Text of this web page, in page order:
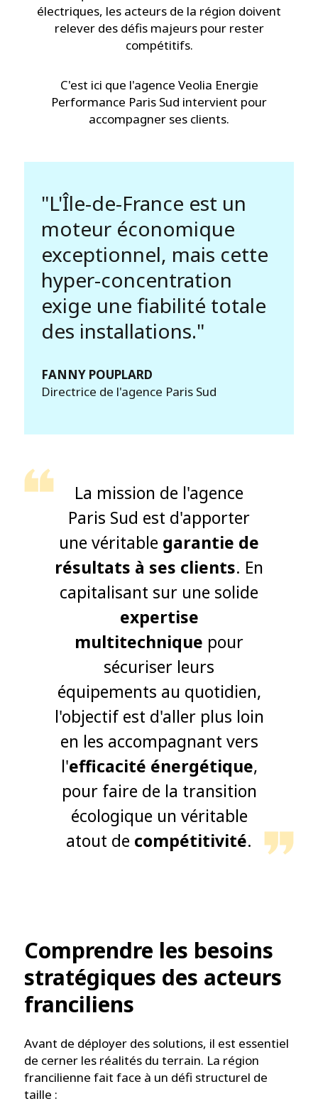
électriques, les acteurs de la région doivent
relever des défis majeurs pour rester
compétitifs.
C'est ici que l'agence Veolia Energie
Performance Paris Sud intervient pour
accompagner ses clients.
"L'Île-de-France est un
moteur économique
exceptionnel, mais cette
hyper-concentration
exige une fiabilité totale
des installations."
FANNY POUPLARD
Directrice de l'agence Paris Sud
La mission de l'agence
Paris Sud est d'apporter
une véritable garantie de
résultats à ses clients. En
capitalisant sur une solide
expertise
multitechnique pour
sécuriser leurs
équipements au quotidien,
l'objectif est d'aller plus loin
en les accompagnant vers
l'efficacité énergétique,
pour faire de la transition
écologique un véritable
atout de compétitivité.
Comprendre les besoins
stratégiques des acteurs
franciliens
Avant de déployer des solutions, il est essentiel
de cerner les réalités du terrain. La région
francilienne fait face à un défi structurel de
taille :